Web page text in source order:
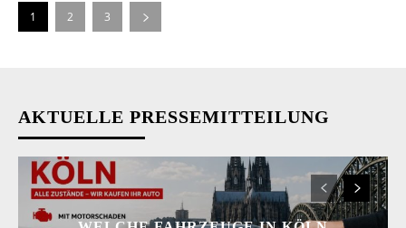
1 2 3
AKTUELLE PRESSEMITTEILUNG